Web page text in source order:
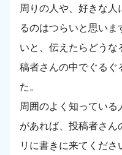
周りの人や、好きな人
るのはつらいと思い
いと、伝えたらどう
稿者さんの中でぐるぐ
た。
周囲のよく知っている
があれば、投稿者さん
リに書きに来てくださ